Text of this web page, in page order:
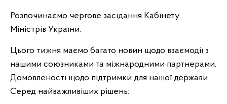
Розпочинаємо чергове засідання Кабінету
Міністрів України.
Цього тижня маємо багато новин щодо взаємодії з
нашими союзниками та міжнародними партнерами.
Домовленості щодо підтримки для нашої держави.
Серед найважливіших рішень: